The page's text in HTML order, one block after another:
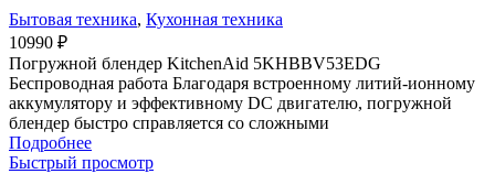
Бытовая техника, Кухонная техника
10990 ₽
Погружной блендер KitchenAid 5KHBBV53EDG
Беспроводная работа Благодаря встроенному литий-ионному
аккумулятору и эффективному DC двигателю, погружной
блендер быстро справляется со сложными
Подробнее
Быстрый просмотр